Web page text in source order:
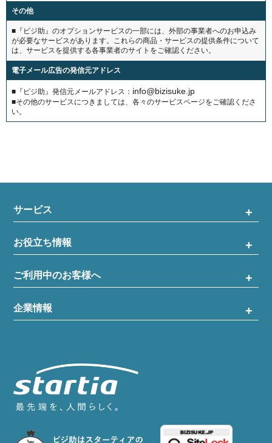
その他
■『ビジ助』のオプションサービスの一部には、外部の事業者へのお申込み
が必要なサービスがあります。これらの商品・サービスの提供条件について
は、サービスを提供する各事業者のサイトをご確認ください。
電子メール広告の発信元アドレス
■『ビジ助』発信元メールアドレス： info@bizisuke.jp
■その他のサービスにつきましては、各々のサービスページをご確認くださ
い。
サービス
お役立ち情報
ご利用中のお客様へ
企業情報